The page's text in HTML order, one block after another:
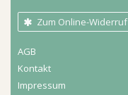
Zum Online-Widerruf
AGB
Kontakt
Impressum